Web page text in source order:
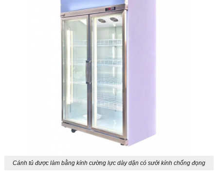
Cánh tủ được làm bằng kính cường lực dày dặn có sưởi kính chống đọng